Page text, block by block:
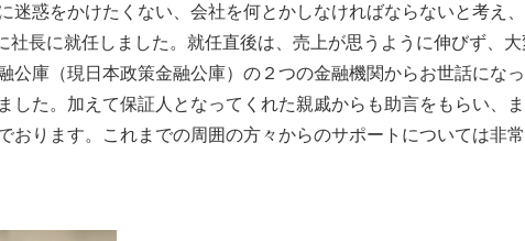
迷惑をかけたくない、会社を何とかしなければならないと考え
社長に就任しました。就任直後は、売上が思うように伸びず、
公庫（現日本政策金融公庫）の２つの金融機関からお世話にな
した。加えて保証人となってくれた親戚からも助言をもらい、
おります。これまでの周囲の方々からのサポートについては非